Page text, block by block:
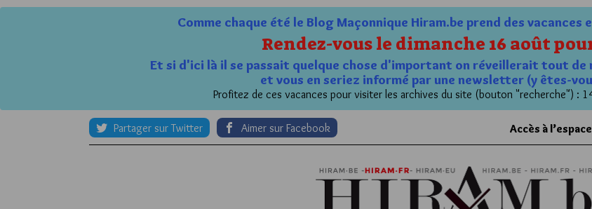
Comme chaque été le Blog Maçonnique Hiram.be prend des
Rendez-vous le dimanche 16 août
Et si d'ici là il se passait quelque chose d'important on réveillerait tout de
et vous en seriez informé par une newsletter (y êtes-
Profitez de ces vacances pour visiter les archives du site (bouton "recherche") :
Partager sur Twitter Aimer sur Facebook Accès à